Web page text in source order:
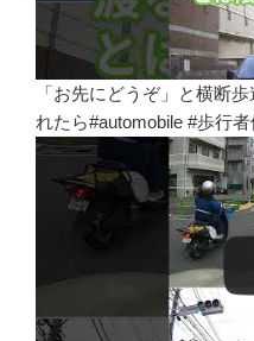
「お先にどうぞ」と横断
れたら#automobile #歩行